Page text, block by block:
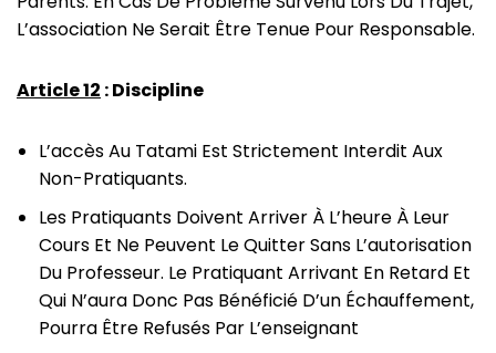
L’association Ne Serait Être Tenue Pour Responsable.
Article 12 : Discipline
L’accès Au Tatami Est Strictement Interdit Aux
Non-Pratiquants.
Les Pratiquants Doivent Arriver À L’heure À Leur
Cours Et Ne Peuvent Le Quitter Sans L’autorisation
Du Professeur. Le Pratiquant Arrivant En Retard Et
Qui N’aura Donc Pas Bénéficié D’un Échauffement,
Pourra Être Refusés Par L’enseignant